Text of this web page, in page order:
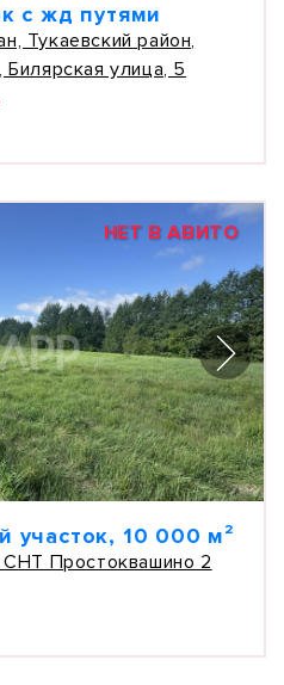
с жд путями
Тукаевский район,
улица, 5
НЕТ В АВИТО
участок, 10 000 м²
СНТ Простоквашино 2